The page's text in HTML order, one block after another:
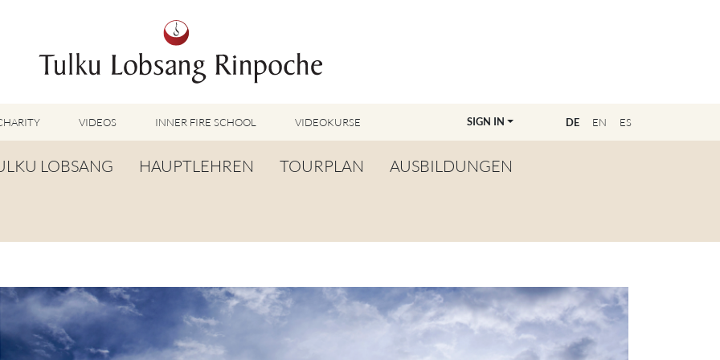
DE EN ES
SIGN IN
VIDEOS
TUMMO VIDEOS
TV-BEITRÄGE & INTERVIEWS
INNER FIRE SCHOOL VIDEOKURSE
LOBSANG HAUPTLEHREN
LU JONG
TOG CHÖD
TSA LUNG
TOURPLAN AUSBILDUNGEN
WERDE LEHRER:IN
AUSBILDER:IN
MASTERCLASSANMELDUNG